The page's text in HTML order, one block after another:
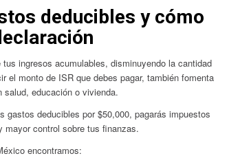
deducibles y cómo
ingresos acumulables, disminuyendo la cantidad
el monto de ISR que debes pagar, también fomenta
educación o vivienda.
gastos deducibles por $50,000, pagarás impuestos
control sobre tus finanzas.
encontramos: